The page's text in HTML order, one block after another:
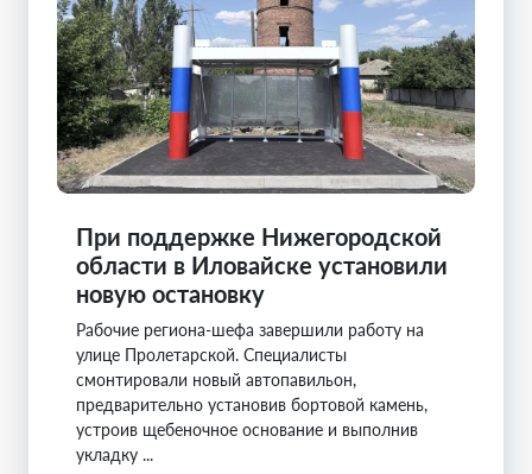
При поддержке Нижегородской
области в Иловайске установили
новую остановку
Рабочие региона-шефа завершили работу на
улице Пролетарской. Специалисты
смонтировали новый автопавильон,
предварительно установив бортовой камень,
устроив щебеночное основание и выполнив
укладку ...